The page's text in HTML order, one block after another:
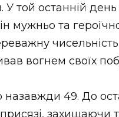
У той останній
мужньо та
вогнем своїх
назавжди 49. До
захищаючи